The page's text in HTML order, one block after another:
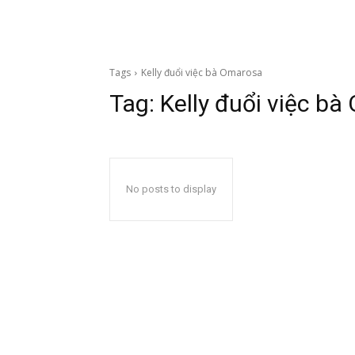
Tags Kelly đuổi việc bà Omarosa
Tag: Kelly đuổi việc bà
No posts to display